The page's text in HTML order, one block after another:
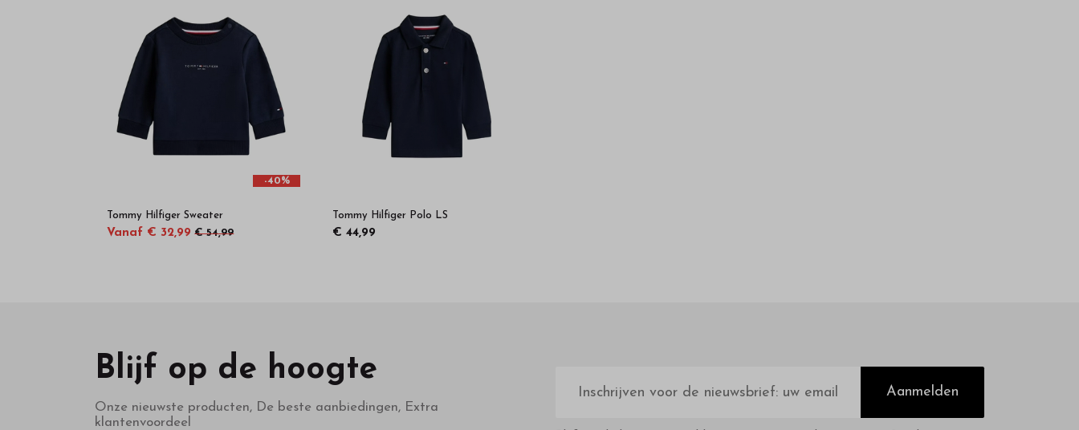
-40%
Tommy Hilfiger Sweater
Vanaf € 32,99 € 54,99
Tommy Hilfiger Polo LS
€ 44,99
Blijf op de hoogte
Onze nieuwste producten, De beste aanbiedingen, Extra
klantenvoordeel
mailadres
Aanmelden